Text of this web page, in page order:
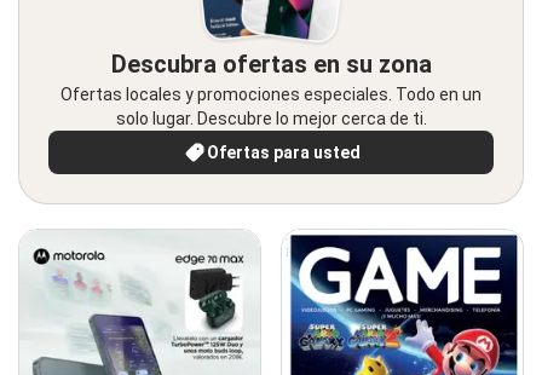
Descubra ofertas en su zona
Ofertas locales y promociones especiales. Todo en un
solo lugar. Descubre lo mejor cerca de ti.
Ofertas para usted